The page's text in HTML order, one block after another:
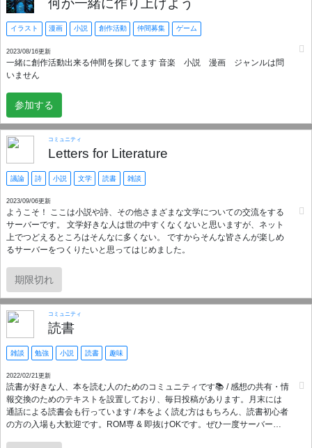
何か一緒に作り上げよう
イラスト 漫画 小説 創作活動 仲間募集 ゲーム
2023/08/16更新
一緒に創作活動出来る仲間を探してます 音楽 小説 漫画 ジャンルは問
いません
参加する
コミュニティ
Letters for Literature
議論 詩 小説 文学 読書 雑談
2023/09/06更新
ようこそ！ ここは小説や詩、その他さまざまな文学についての交流をする
サーバーです。 文学好きな人は世の中すくなくないと思いますが、ネット
上でつどえるところはそんなに多くない。 ですからそんな皆さんが楽しめ
るサーバーをつくりたいと思ってはじめました。
期限切れ
コミュニティ
読書
雑談 勉強 小説 読書 趣味
2022/02/21更新
読書が好きな人、本を読む人のためのコミュニティです📚 / 感想の共有・情
報交換のためのテキストを設置しており、毎日投稿があります。月末には
通話による読書会も行っています / 本をよく読む方はもちろん、読書初心者
の方の入場も大歓迎です。ROM専 & 即抜けOKです。ぜひ一度サーバーに